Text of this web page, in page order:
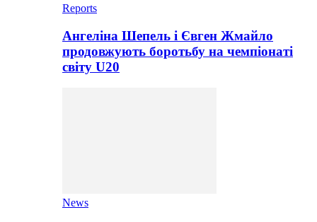
Reports
Ангеліна Шепель і Євген Жмайло
продовжують боротьбу на чемпіонаті
світу U20
News